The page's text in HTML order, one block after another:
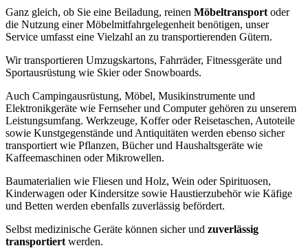
Ganz gleich, ob Sie eine Beiladung, reinen Möbeltransport oder
die Nutzung einer Möbelmitfahrgelegenheit benötigen, unser
Service umfasst eine Vielzahl an zu transportierenden Gütern.
Wir transportieren Umzugskartons, Fahrräder, Fitnessgeräte und
Sportausrüstung wie Skier oder Snowboards.
Auch Campingausrüstung, Möbel, Musikinstrumente und
Elektronikgeräte wie Fernseher und Computer gehören zu unserem
Leistungsumfang. Werkzeuge, Koffer oder Reisetaschen, Autoteile
sowie Kunstgegenstände und Antiquitäten werden ebenso sicher
transportiert wie Pflanzen, Bücher und Haushaltsgeräte wie
Kaffeemaschinen oder Mikrowellen.
Baumaterialien wie Fliesen und Holz, Wein oder Spirituosen,
Kinderwagen oder Kindersitze sowie Haustierzubehör wie Käfige
und Betten werden ebenfalls zuverlässig befördert.
Selbst medizinische Geräte können sicher und zuverlässig
transportiert werden.